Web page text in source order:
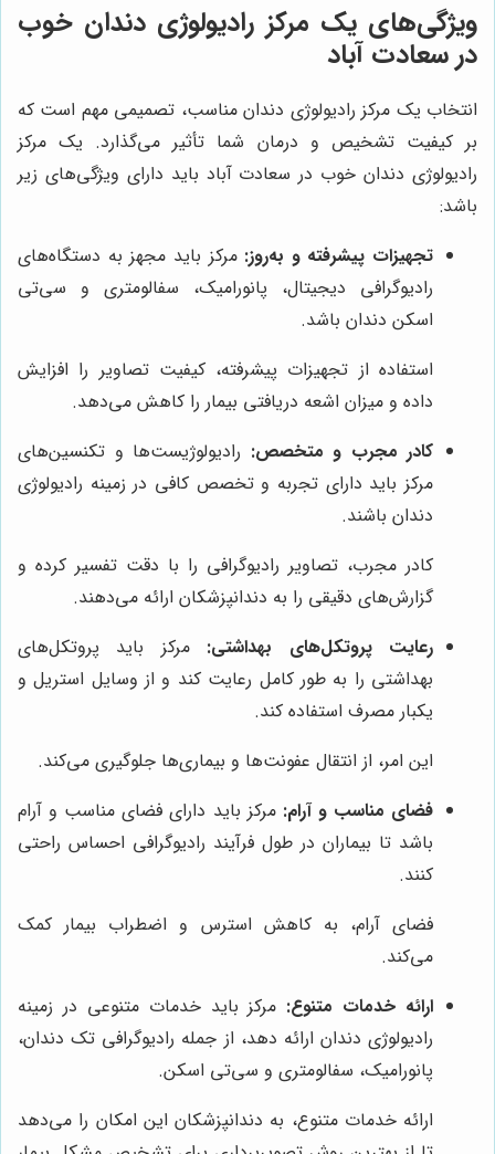
ویژگی‌های یک مرکز رادیولوژی دندان خوب
در سعادت آباد
انتخاب یک مرکز رادیولوژی دندان مناسب، تصمیمی مهم است که
بر کیفیت تشخیص و درمان شما تأثیر می‌گذارد. یک مرکز
رادیولوژی دندان خوب در سعادت آباد باید دارای ویژگی‌های زیر
باشد:
تجهیزات پیشرفته و به‌روز: مرکز باید مجهز به دستگاه‌های
رادیوگرافی دیجیتال، پانورامیک، سفالومتری و سی‌تی
اسکن دندان باشد.
استفاده از تجهیزات پیشرفته، کیفیت تصاویر را افزایش
داده و میزان اشعه دریافتی بیمار را کاهش می‌دهد.
کادر مجرب و متخصص: رادیولوژیست‌ها و تکنسین‌های
مرکز باید دارای تجربه و تخصص کافی در زمینه رادیولوژی
دندان باشند.
کادر مجرب، تصاویر رادیوگرافی را با دقت تفسیر کرده و
گزارش‌های دقیقی را به دندانپزشکان ارائه می‌دهند.
رعایت پروتکل‌های بهداشتی: مرکز باید پروتکل‌های
بهداشتی را به طور کامل رعایت کند و از وسایل استریل و
یکبار مصرف استفاده کند.
این امر، از انتقال عفونت‌ها و بیماری‌ها جلوگیری می‌کند.
فضای مناسب و آرام: مرکز باید دارای فضای مناسب و آرام
باشد تا بیماران در طول فرآیند رادیوگرافی احساس راحتی
کنند.
فضای آرام، به کاهش استرس و اضطراب بیمار کمک
می‌کند.
ارائه خدمات متنوع: مرکز باید خدمات متنوعی در زمینه
رادیولوژی دندان ارائه دهد، از جمله رادیوگرافی تک دندان،
پانورامیک، سفالومتری و سی‌تی اسکن.
ارائه خدمات متنوع، به دندانپزشکان این امکان را می‌دهد